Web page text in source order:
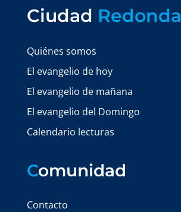
Ciudad Redonda
Quiénes somos
El evangelio de hoy
El evangelio de mañana
El evangelio del Domingo
Calendario lecturas
Comunidad
Contacto